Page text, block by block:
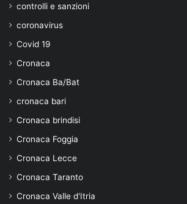
controlli e sanzioni
coronavirus
Covid 19
Cronaca
Cronaca Ba/Bat
cronaca bari
Cronaca brindisi
Cronaca Foggia
Cronaca Lecce
Cronaca Taranto
Cronaca Valle d'Itria